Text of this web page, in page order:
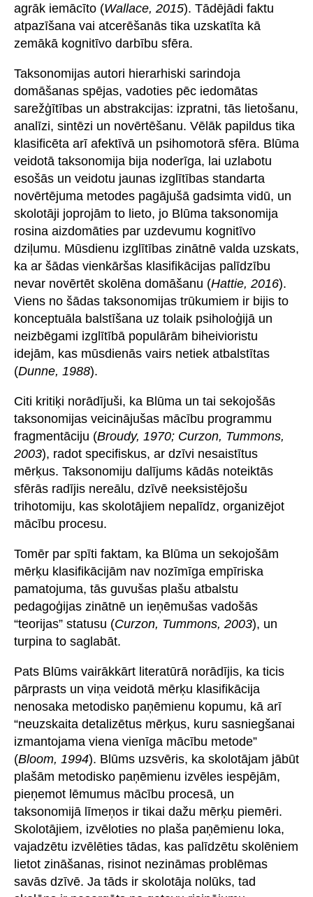
agrāk iemācīto (Wallace, 2015). Tādējādi faktu
atpazīšana vai atcerēšanās tika uzskatīta kā
zemākā kognitīvo darbību sfēra.
Taksonomijas autori hierarhiski sarindoja
domāšanas spējas, vadoties pēc iedomātas
sarežģītības un abstrakcijas: izpratni, tās lietošanu,
analīzi, sintēzi un novērtēšanu. Vēlāk papildus tika
klasificēta arī afektīvā un psihomotorā sfēra. Blūma
veidotā taksonomija bija noderīga, lai uzlabotu
esošās un veidotu jaunas izglītības standarta
novērtējuma metodes pagājušā gadsimta vidū, un
skolotāji joprojām to lieto, jo Blūma taksonomija
rosina aizdomāties par uzdevumu kognitīvo
dziļumu. Mūsdienu izglītības zinātnē valda uzskats,
ka ar šādas vienkāršas klasifikācijas palīdzību
nevar novērtēt skolēna domāšanu (Hattie, 2016).
Viens no šādas taksonomijas trūkumiem ir bijis to
konceptuāla balstīšana uz tolaik psiholoģijā un
neizbēgami izglītībā populārām biheivioristu
idejām, kas mūsdienās vairs netiek atbalstītas
(Dunne, 1988).
Citi kritiķi norādījuši, ka Blūma un tai sekojošās
taksonomijas veicinājušas mācību programmu
fragmentāciju (Broudy, 1970; Curzon, Tummons,
2003), radot specifiskus, ar dzīvi nesaistītus
mērķus. Taksonomiju dalījums kādās noteiktās
sfērās radījis nereālu, dzīvē neeksistējošu
trihotomiju, kas skolotājiem nepalīdz, organizējot
mācību procesu.
Tomēr par spīti faktam, ka Blūma un sekojošām
mērķu klasifikācijām nav nozīmīga empīriska
pamatojuma, tās guvušas plašu atbalstu
pedagoģijas zinātnē un ieņēmušas vadošās
“teorijas” statusu (Curzon, Tummons, 2003), un
turpina to saglabāt.
Pats Blūms vairākkārt literatūrā norādījis, ka ticis
pārprasts un viņa veidotā mērķu klasifikācija
nenosaka metodisko paņēmienu kopumu, kā arī
“neuzskaita detalizētus mērķus, kuru sasniegšanai
izmantojama viena vienīga mācību metode”
(Bloom, 1994). Blūms uzsvēris, ka skolotājam jābūt
plašām metodisko paņēmienu izvēles iespējām,
pieņemot lēmumus mācību procesā, un
taksonomijā līmeņos ir tikai dažu mērķu piemēri.
Skolotājiem, izvēloties no plaša paņēmienu loka,
vajadzētu izvēlēties tādas, kas palīdzētu skolēniem
lietot zināšanas, risinot nezināmas problēmas
savās dzīvē. Ja tāds ir skolotāja nolūks, tad